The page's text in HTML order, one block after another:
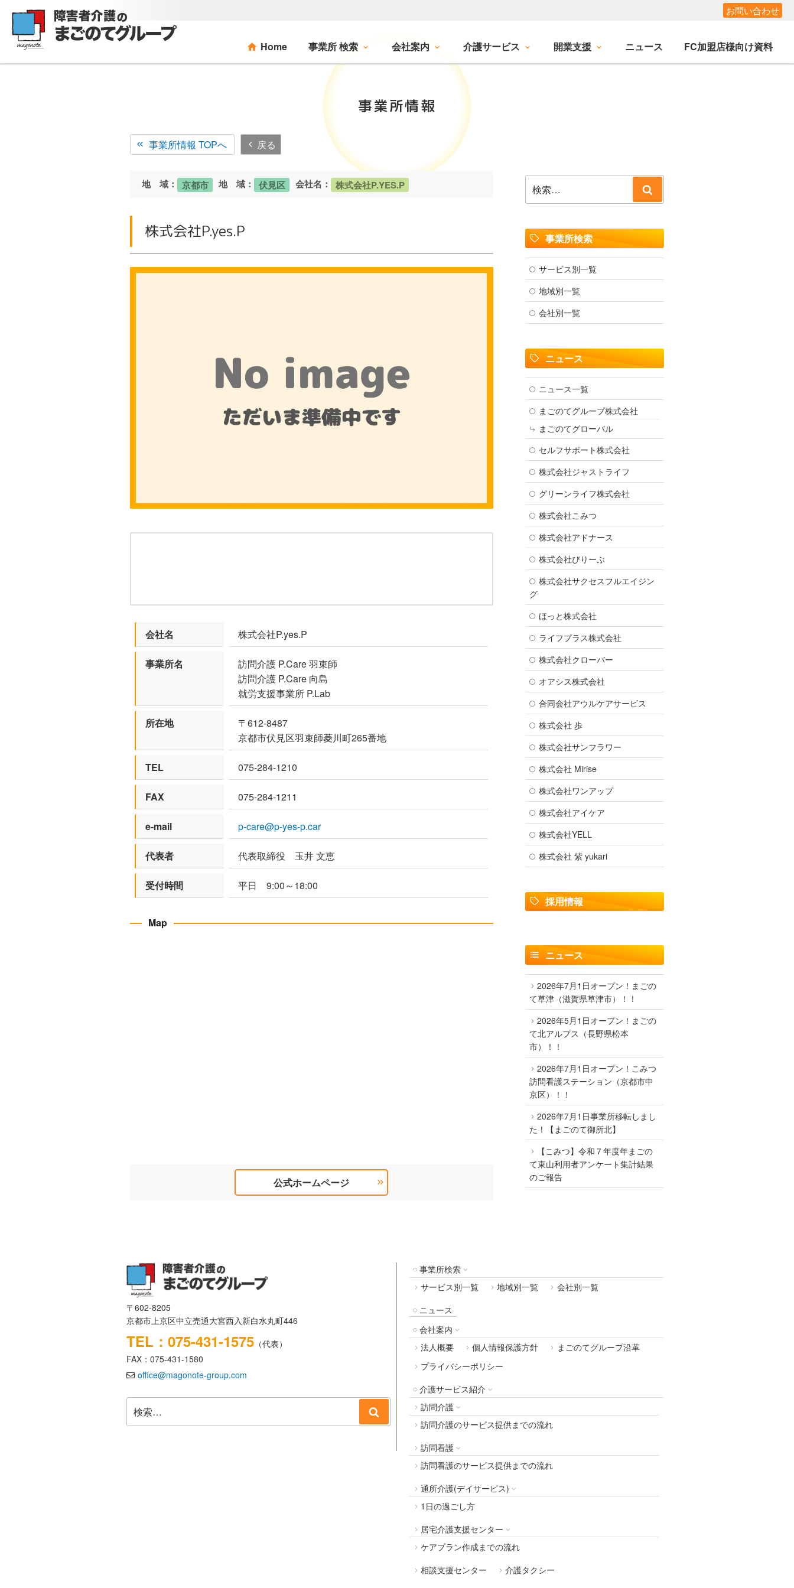
ツ
お問い合わせ
Home 事業所 検索 会社案内 介護サービス 開業支援 ニュース FC加盟店様向け資料
事業所情報
事業所情報 TOPへ 戻る
地 域： 京都市 地 域： 伏見区 会社名： 株式会社P.YES.P
株式会社P.yes.P
会社名 株式会社P.yes.P
事業所名
訪問介護 P.Care 羽束師
訪問介護 P.Care 向島
就労支援事業所 P.Lab
所在地
〒612-8487
京都市伏見区羽束師菱川町265番地
TEL 075-284-1210
FAX 075-284-1211
e-mail p-care@p-yes-p.car
代表者 代表取締役 玉井 文恵
受付時間 平日 9:00～18:00
Map
公式ホームページ
索:
索
事業所検索
サービス別一覧
地域別一覧
会社別一覧
ニュース
ニュース一覧
まごのてグループ株式会社
まごのてグローバル
セルフサポート株式会社
株式会社ジャストライフ
グリーンライフ株式会社
株式会社こみつ
株式会社アドナース
株式会社びりーぶ
株式会社サクセスフルエイジン
グ
ほっと株式会社
ライフプラス株式会社
株式会社クローバー
オアシス株式会社
合同会社アウルケアサービス
株式会社 歩
株式会社サンフラワー
株式会社 Mirise
株式会社ワンアップ
株式会社アイケア
株式会社YELL
株式会社 紫 yukari
採用情報
ニュース
2026年7月1日オープン！まごの
て草津（滋賀県草津市）！！
2026年5月1日オープン！まごの
て北アルプス（長野県松本
市）！！
2026年7月1日オープン！こみつ
訪問看護ステーション（京都市中
京区）！！
2026年7月1日事業所移転しまし
た！【まごのて御所北】
【こみつ】令和７年度年まごの
て東山利用者アンケート集計結果
のご報告
〒602-8205
京都市上京区中立売通大宮西入新白水丸町446
TEL：075-431-1575 （代表）
FAX：075-431-1580
office@magonote-group.com
索:
索
事業所検索
サービス別一覧
地域別一覧
会社別一覧
ニュース
会社案内
法人概要
個人情報保護方針
まごのてグループ沿革
プライバシーポリシー
介護サービス紹介
訪問介護
訪問介護のサービス提供までの流れ
訪問看護
訪問看護のサービス提供までの流れ
通所介護(デイサービス)
1日の過ごし方
居宅介護支援センター
ケアプラン作成までの流れ
相談支援センター
介護タクシー